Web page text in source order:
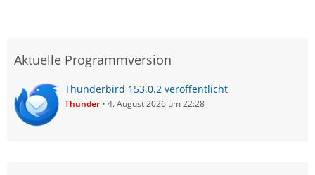
Aktuelle Programmversion
Thunderbird 153.0.2 veröffentlicht
Thunder 4. August 2026 um 22:28